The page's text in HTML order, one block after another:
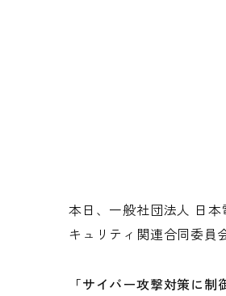
本日、一般社団法人 日
キュリティ関連合同委員
「サイバー攻撃対策に